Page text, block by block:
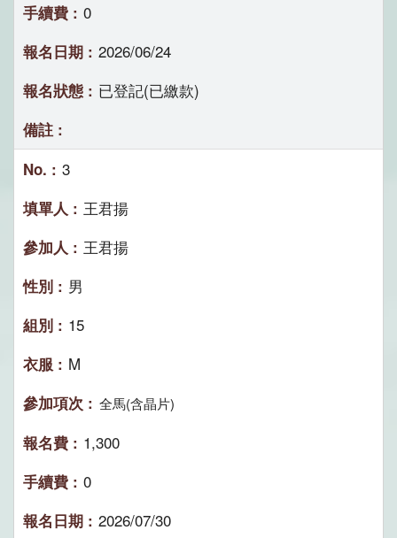
0
2026/06/24
已登記(已繳款)
3
王君揚
王君揚
男
15
M
全馬(含晶片)
1,300
0
2026/07/30